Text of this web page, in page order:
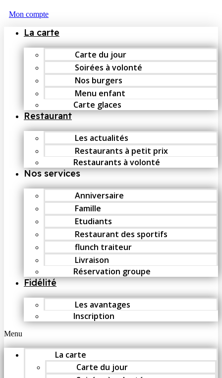
Mon compte
La carte
Carte du jour
Soirées à volonté
Nos burgers
Menu enfant
Carte glaces
Restaurant
Les actualités
Restaurants à petit prix
Restaurants à volonté
Nos services
Anniversaire
Famille
Etudiants
Restaurant des sportifs
flunch traiteur
Livraison
Réservation groupe
Fidélité
Les avantages
Inscription
Menu
La carte
Carte du jour